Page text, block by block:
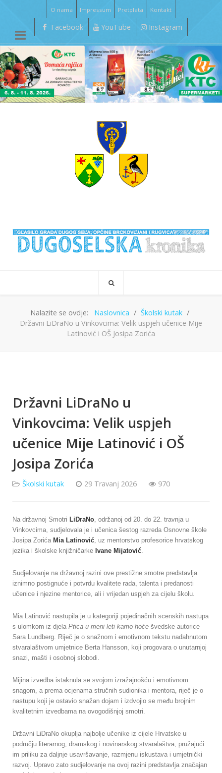
O nama Impressum Pretplata Kontakt
Facebook YouTube Instagram
Nalazite se ovdje: Naslovnica
Školski kutak
Državni LiDraNo u Vinkovcima: Velik uspjeh učenice Mije
Latinović i OŠ Josipa Zorića
Državni LiDraNo u
Vinkovcima: Velik uspjeh
učenice Mije Latinović i OŠ
Josipa Zorića
Školski kutak 29 Travanj 2026 970
Na državnoj Smotri LiDraNo , održanoj od 20. do 22. travnja u
Vinkovcima, sudjelovala je i učenica šestog razreda Osnovne škole
Josipa Zorića Mia Latinović , uz mentorstvo profesorice hrvatskog
jezika i školske knjižničarke Ivane Mijatović
Sudjelovanje na državnoj razini ove prestižne smotre predstavlja
iznimno postignuće i potvrdu kvalitete rada, talenta i predanosti
učenice i njezine mentorice, ali i vrijedan uspjeh za cijelu školu.
Mia Latinović nastupila je u kategoriji pojedinačnih scenskih nastupa
s ulomkom iz djela Ptica u meni leti kamo hoće švedske autorice
Sara Lundberg. Riječ je o snažnom i emotivnom tekstu nadahnutom
stvaralaštvom umjetnice Berta Hansson, koji progovara o unutarnjoj
snazi, mašti i osobnoj slobodi.
Mijina izvedba istaknula se svojom izražajnošću i emotivnom
snagom, a prema ocjenama stručnih sudionika i mentora, riječ je o
nastupu koji je ostavio snažan dojam i izdvojio se među brojnim
kvalitetnim izvedbama na ovogodišnjoj smotri.
Državni LiDraNo okuplja najbolje učenike iz cijele Hrvatske u
području literarnog, dramskog i novinarskog stvaralaštva, pružajući
im priliku za daljnje usavršavanje, razmjenu iskustava i umjetnički
razvoj. Upravo zato sudjelovanje na ovoj razini predstavlja značajan